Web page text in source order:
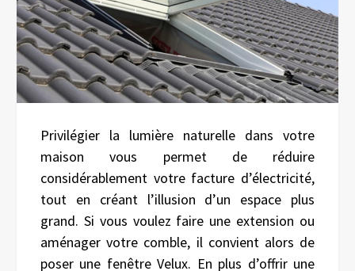
Privilégier la lumière naturelle dans votre
maison vous permet de réduire
considérablement votre facture d’électricité,
tout en créant l’illusion d’un espace plus
grand. Si vous voulez faire une extension ou
aménager votre comble, il convient alors de
poser une fenêtre Velux. En plus d’offrir une